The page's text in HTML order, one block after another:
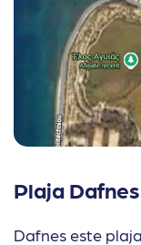
Plaja Dafnes
Dafnes este